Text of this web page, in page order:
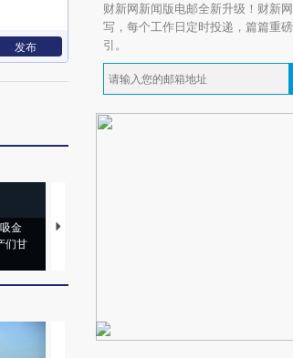
发布
金
们甘
马航飞行员跨国走私7万
财新网新闻版电邮全新升级！财新
写，每个工作日定时投递，篇篇重
引。